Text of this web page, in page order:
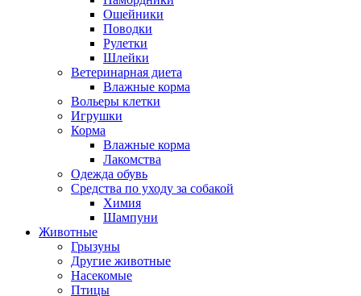
Ошейники
Поводки
Рулетки
Шлейки
Ветеринарная диета
Влажные корма
Вольеры клетки
Игрушки
Корма
Влажные корма
Лакомства
Одежда обувь
Средства по уходу за собакой
Химия
Шампуни
Животные
Грызуны
Другие животные
Насекомые
Птицы